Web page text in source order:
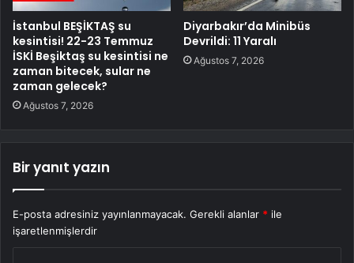
İstanbul BEŞİKTAŞ su
kesintisi! 22-23 Temmuz
İSKİ Beşiktaş su kesintisi ne
zaman bitecek, sular ne
zaman gelecek?
Ağustos 7, 2026
Diyarbakır’da Minibüs
Devrildi: 11 Yaralı
Ağustos 7, 2026
Bir yanıt yazın
E-posta adresiniz yayınlanmayacak. Gerekli alanlar * ile
işaretlenmişlerdir